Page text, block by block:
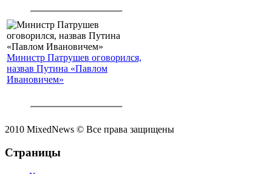
Министр Патрушев оговорился,
назвав Путина «Павлом
Ивановичем»
2010 MixedNews © Все права защищены
Страницы